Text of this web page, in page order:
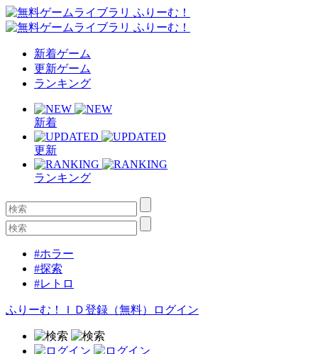
新着ゲーム
更新ゲーム
ランキング
新着
更新
ランキング
#ホラー
#探索
#レトロ
ふりーむ！ＩＤ登録（無料） ログイン